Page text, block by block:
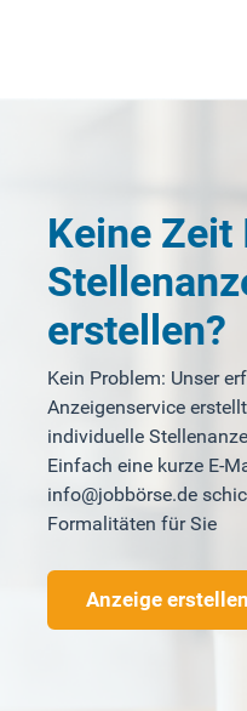
Keine Zeit
erstellen?
Kein Problem: Unser
Anzeigenservice
individuelle
Einfach eine kurze E-
info@jobbörse.de
Formalitäten für Sie
Anzeige